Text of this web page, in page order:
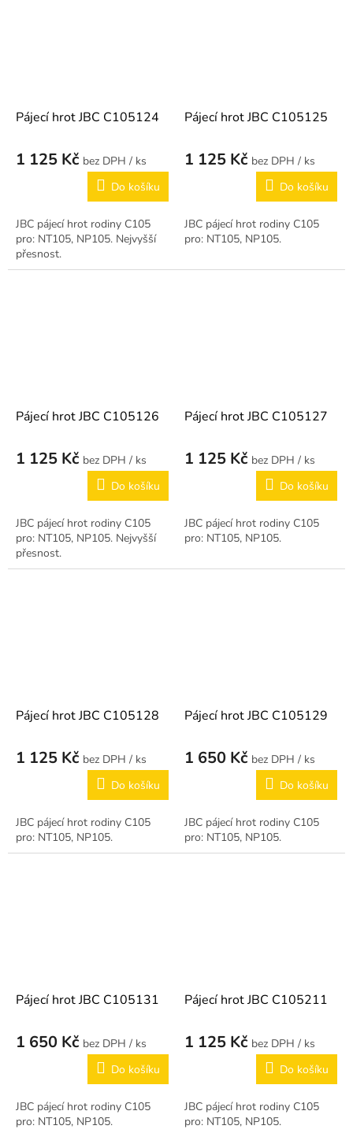
Pájecí hrot JBC C105124
1 125 Kč
/ ks
Do košíku
JBC pájecí hrot rodiny C105
pro: NT105, NP105. Nejvyšší
přesnost.
Pájecí hrot JBC C105125
1 125 Kč
/ ks
Do košíku
JBC pájecí hrot rodiny C105
pro: NT105, NP105.
Pájecí hrot JBC C105126
1 125 Kč
/ ks
Do košíku
JBC pájecí hrot rodiny C105
pro: NT105, NP105. Nejvyšší
přesnost.
Pájecí hrot JBC C105127
1 125 Kč
/ ks
Do košíku
JBC pájecí hrot rodiny C105
pro: NT105, NP105.
Pájecí hrot JBC C105128
1 125 Kč
/ ks
Do košíku
JBC pájecí hrot rodiny C105
pro: NT105, NP105.
Pájecí hrot JBC C105129
1 650 Kč
/ ks
Do košíku
JBC pájecí hrot rodiny C105
pro: NT105, NP105.
Pájecí hrot JBC C105131
1 650 Kč
/ ks
Do košíku
JBC pájecí hrot rodiny C105
pro: NT105, NP105.
Pájecí hrot JBC C105211
1 125 Kč
/ ks
Do košíku
JBC pájecí hrot rodiny C105
pro: NT105, NP105.